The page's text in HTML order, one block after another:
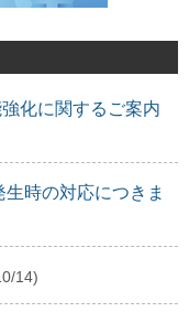
化に関するご案内
時の対応につきま
14)